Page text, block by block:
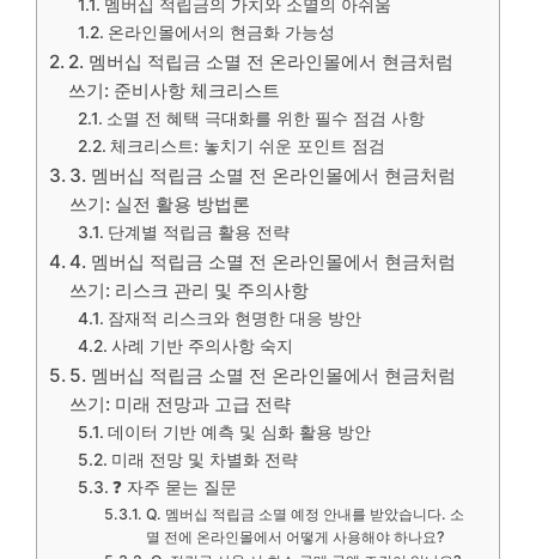
멤버십 적립금의 가치와 소멸의 아쉬움
온라인몰에서의 현금화 가능성
2. 멤버십 적립금 소멸 전 온라인몰에서 현금처럼
쓰기: 준비사항 체크리스트
소멸 전 혜택 극대화를 위한 필수 점검 사항
체크리스트: 놓치기 쉬운 포인트 점검
3. 멤버십 적립금 소멸 전 온라인몰에서 현금처럼
쓰기: 실전 활용 방법론
단계별 적립금 활용 전략
4. 멤버십 적립금 소멸 전 온라인몰에서 현금처럼
쓰기: 리스크 관리 및 주의사항
잠재적 리스크와 현명한 대응 방안
사례 기반 주의사항 숙지
5. 멤버십 적립금 소멸 전 온라인몰에서 현금처럼
쓰기: 미래 전망과 고급 전략
데이터 기반 예측 및 심화 활용 방안
미래 전망 및 차별화 전략
❓ 자주 묻는 질문
Q. 멤버십 적립금 소멸 예정 안내를 받았습니다. 소
멸 전에 온라인몰에서 어떻게 사용해야 하나요?